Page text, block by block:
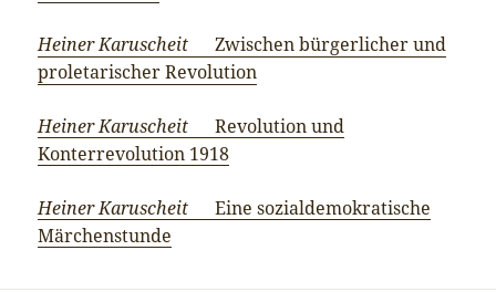
Heiner Karuscheit Zwischen bürgerlicher und
proletarischer Revolution
Heiner KaruscheitRevolution und
Konterrevolution 1918
Heiner Karuscheit Eine sozialdemokratische
Märchenstunde